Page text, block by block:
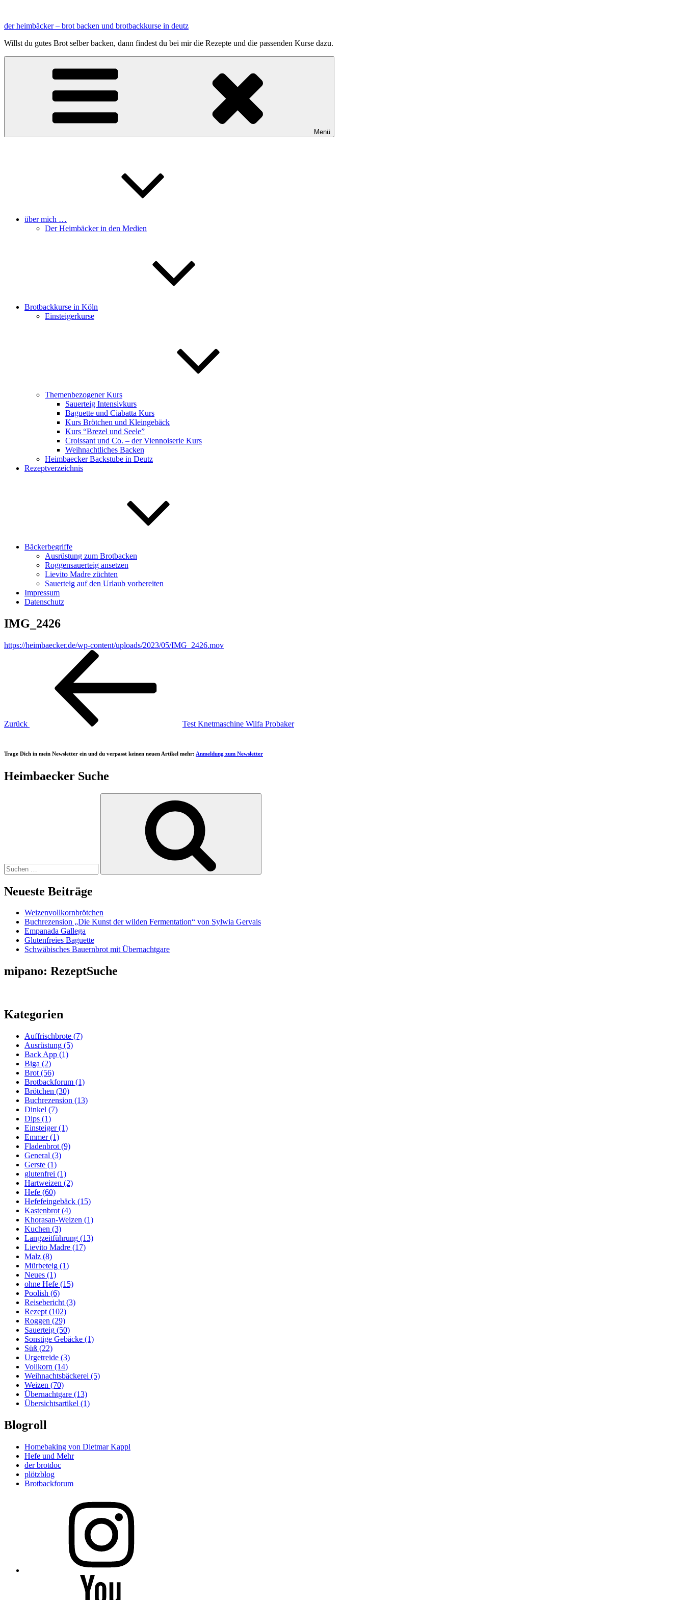
springen
der heimbäcker – brot backen und brotbackkurse in deutz
Willst du gutes Brot selber backen, dann findest du bei mir die Rezepte und die passenden Kurse dazu.
Menü
über mich …
Der Heimbäcker in den Medien
Brotbackkurse in Köln
Einsteigerkurse
Themenbezogener Kurs
Sauerteig Intensivkurs
Baguette und Ciabatta Kurs
Kurs Brötchen und Kleingebäck
Kurs “Brezel und Seele”
Croissant und Co. – der Viennoiserie Kurs
Weihnachtliches Backen
Heimbaecker Backstube in Deutz
Rezeptverzeichnis
Bäckerbegriffe
Ausrüstung zum Brotbacken
Roggensauerteig ansetzen
Lievito Madre züchten
Sauerteig auf den Urlaub vorbereiten
Impressum
Datenschutz
IMG_2426
https://heimbaecker.de/wp-content/uploads/2023/05/IMG_2426.mov
Beitragsnavigation
Zurück Test Knetmaschine Wilfa Probaker
Trage Dich in mein Newsletter ein und du verpasst keinen neuen Artikel mehr: Anmeldung zum Newsletter
Heimbaecker Suche
Neueste Beiträge
Weizenvollkornbrötchen
Buchrezension „Die Kunst der wilden Fermentation“ von Sylwia Gervais
Empanada Gallega
Glutenfreies Baguette
Schwäbisches Bauernbrot mit Übernachtgare
mipano: RezeptSuche
Kategorien
Auffrischbrote (7)
Ausrüstung (5)
Back App (1)
Biga (2)
Brot (56)
Brotbackforum (1)
Brötchen (30)
Buchrezension (13)
Dinkel (7)
Dips (1)
Einsteiger(1)
Emmer(1)
Fladenbrot (9)
General (3)
Gerste (1)
glutenfrei (1)
Hartweizen (2)
Hefe (60)
Hefefeingebäck (15)
Kastenbrot (4)
Khorasan-Weizen (1)
Kuchen (3)
Langzeitführung (13)
Lievito Madre (17)
Malz (8)
Mürbeteig (1)
Neues (1)
ohne Hefe (15)
Poolish (6)
Reisebericht (3)
Rezept (102)
Roggen (29)
Sauerteig (50)
Sonstige Gebäcke (1)
Süß (22)
Urgetreide (3)
Vollkorn (14)
Weihnachtsbäckerei (5)
Weizen (70)
Übernachtgare (13)
Übersichtsartikel (1)
Blogroll
Homebaking von Dietmar Kappl
Hefe und Mehr
der brotdoc
plötzblog
Brotbackforum